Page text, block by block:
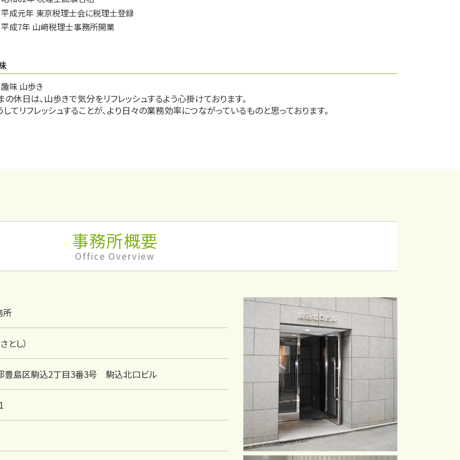
平成元年 東京税理士会に税理士登録
平成7年 山﨑税理士事務所開業
趣味 山歩き
の休日は、山歩きで気分をリフレッシュするよう心掛けております。
してリフレッシュすることが、より日々の業務効率につながっているものと思っております。
事務所概要
Office Overview
所
とし）
豊島区駒込2丁目3番3号 駒込北口ビル